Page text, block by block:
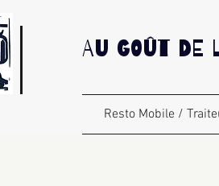
Au Goût De
Resto Mobile /